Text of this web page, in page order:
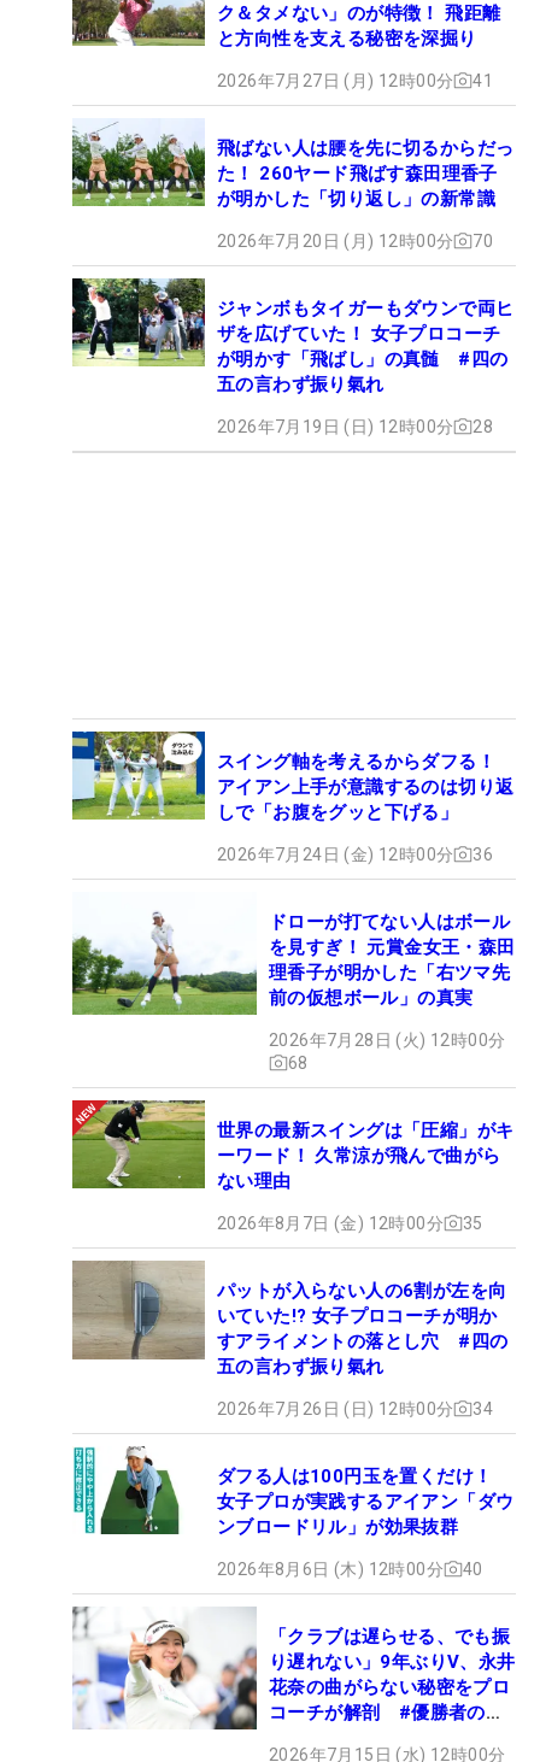
ク＆タメない」のが特徴！ 飛距離
と方向性を支える秘密を深掘り
2026年7月27日 (月) 12時00分 41
飛ばない人は腰を先に切るからだっ
た！ 260ヤード飛ばす森田理香子
が明かした「切り返し」の新常識
2026年7月20日 (月) 12時00分 70
ジャンボもタイガーもダウンで両ヒ
ザを広げていた！ 女子プロコーチ
が明かす「飛ばし」の真髄 #四の
五の言わず振り氣れ
2026年7月19日 (日) 12時00分 28
スイング軸を考えるからダフる！
アイアン上手が意識するのは切り返
しで「お腹をグッと下げる」
2026年7月24日 (金) 12時00分 36
ドローが打てない人はボール
を見すぎ！ 元賞金女王・森田
理香子が明かした「右ツマ先
前の仮想ボール」の真実
2026年7月28日 (火) 12時00分
68
世界の最新スイングは「圧縮」がキ
ーワード！ 久常涼が飛んで曲がら
ない理由
2026年8月7日 (金) 12時00分 35
パットが入らない人の6割が左を向
いていた!? 女子プロコーチが明か
すアライメントの落とし穴 #四の
五の言わず振り氣れ
2026年7月26日 (日) 12時00分 34
ダフる人は100円玉を置くだけ！
女子プロが実践するアイアン「ダウ
ンブロードリル」が効果抜群
2026年8月6日 (木) 12時00分 40
「クラブは遅らせる、でも振
り遅れない」9年ぶりV、永井
花奈の曲がらない秘密をプロ
コーチが解剖 #優勝者のス
2026年7月15日 (水) 12時00分